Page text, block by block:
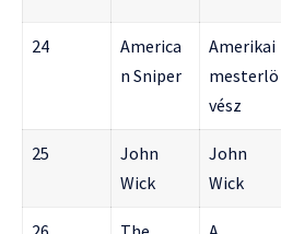
24
America
n Sniper
Amerikai
mesterlö
vész
25
John
Wick
John
Wick